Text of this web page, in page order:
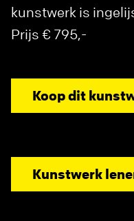
kunstwerk is
Prijs € 795,-
Koop dit
Kunstwerk